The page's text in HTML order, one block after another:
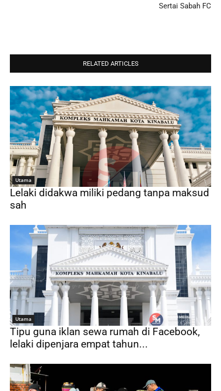
Sertai Sabah FC
RELATED ARTICLES
Utama
Lelaki didakwa miliki pedang tanpa maksud
sah
Utama
Tipu guna iklan sewa rumah di Facebook,
lelaki dipenjara empat tahun...